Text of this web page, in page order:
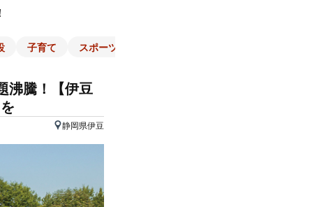
子育て スポーツ
沸騰！【伊豆
静岡県伊豆